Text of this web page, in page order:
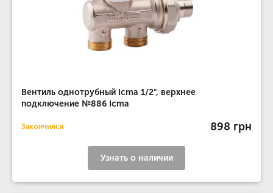
Вентиль однотрубный Icma 1/2", верхнее
подключение №886 Icma
Закончился 898 грн
Узнать о наличии